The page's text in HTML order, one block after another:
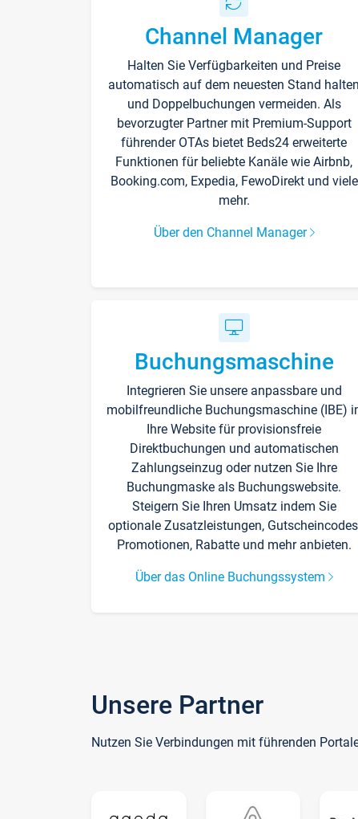
Channel Manager
Halten Sie Verfügbarkeiten und Preise
automatisch auf dem neuesten Stand halten
und Doppelbuchungen vermeiden. Als
bevorzugter Partner mit Premium-Support
führender OTAs bietet Beds24 erweiterte
Funktionen für beliebte Kanäle wie Airbnb,
Booking.com, Expedia, FewoDirekt und viele
mehr.
Über den Channel Manager
Buchungsmaschine
Integrieren Sie unsere anpassbare und
mobilfreundliche Buchungsmaschine (IBE)
Ihre Website für provisionsfreie
Direktbuchungen und automatischen
Zahlungseinzug oder nutzen Sie Ihre
Buchungmaske als Buchungswebsite.
Steigern Sie Ihren Umsatz indem Sie
optionale Zusatzleistungen,
Promotionen, Rabatte und mehr anbieten.
Über das Online Buchungssystem
Unsere Partner
Nutzen Sie Verbindungen mit führenden